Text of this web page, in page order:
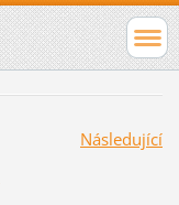
Následující